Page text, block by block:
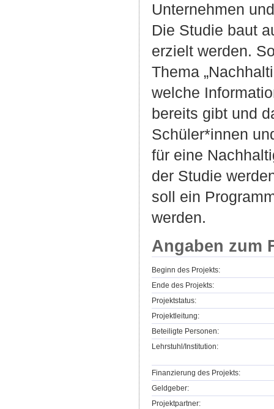
Unternehmen
Die Studie baut
erzielt werden.
Thema
welche
bereits gibt und
Schüler*innen
für eine
der Studie
soll ein
werden.
Angaben zum
Beginn des Projekts:
Ende des Projekts:
Projektstatus:
Projektleitung:
Beteiligte Personen:
Lehrstuhl/Institution:
Finanzierung des Projekts:
Geldgeber:
Projektpartner: